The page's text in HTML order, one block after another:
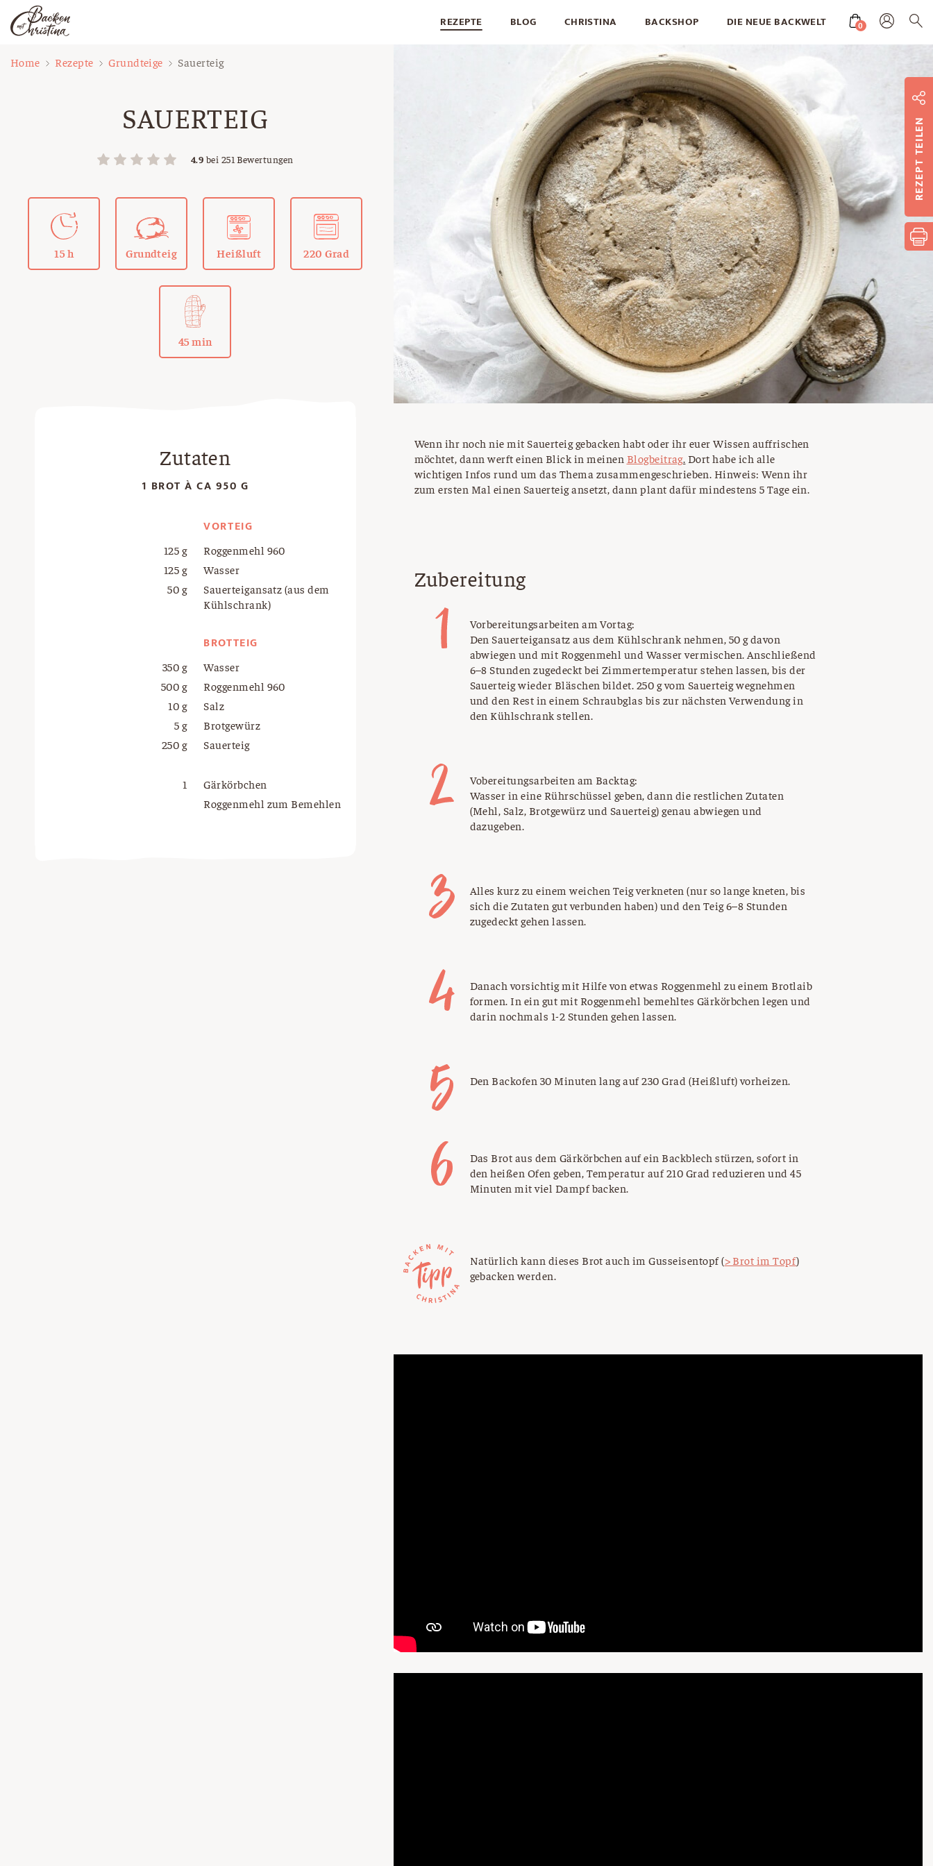
Inhalt
REZEPTE BLOG CHRISTINA BACKSHOP DIE NEUE BACKWELT 0
Home Rezepte Grundteige Sauerteig
SAUERTEIG
4.9 bei 251 Bewertungen
15 h Grundteig Heißluft 220 Grad
45 min
Zutaten
1 BROT À CA 950 G
VORTEIG
125 g
Roggenmehl 960
125 g
Wasser
50 g
Sauerteigansatz (aus dem
Kühlschrank)
BROTTEIG
350 g
Wasser
500 g
Roggenmehl 960
10 g
Salz
5 g
Brotgewürz
250 g
Sauerteig
1
Gärkörbchen
Roggenmehl zum Bemehlen
Wenn ihr noch nie mit Sauerteig gebacken habt oder ihr euer Wissen auffrischen
möchtet, dann werft einen Blick in meinen Blogbeitrag. Dort habe ich alle
wichtigen Infos rund um das Thema zusammengeschrieben. Hinweis: Wenn ihr
zum ersten Mal einen Sauerteig ansetzt, dann plant dafür mindestens 5 Tage ein.
Zubereitung
Vorbereitungsarbeiten am Vortag:
Den Sauerteigansatz aus dem Kühlschrank nehmen, 50 g davon
abwiegen und mit Roggenmehl und Wasser vermischen. Anschließend
6–8 Stunden zugedeckt bei Zimmertemperatur stehen lassen, bis der
Sauerteig wieder Bläschen bildet. 250 g vom Sauerteig wegnehmen
und den Rest in einem Schraubglas bis zur nächsten Verwendung in
den Kühlschrank stellen.
Vobereitungsarbeiten am Backtag:
Wasser in eine Rührschüssel geben, dann die restlichen Zutaten
(Mehl, Salz, Brotgewürz und Sauerteig) genau abwiegen und
dazugeben.
Alles kurz zu einem weichen Teig verkneten (nur so lange kneten, bis
sich die Zutaten gut verbunden haben) und den Teig 6–8 Stunden
zugedeckt gehen lassen.
Danach vorsichtig mit Hilfe von etwas Roggenmehl zu einem Brotlaib
formen. In ein gut mit Roggenmehl bemehltes Gärkörbchen legen und
darin nochmals 1-2 Stunden gehen lassen.
Den Backofen 30 Minuten lang auf 230 Grad (Heißluft) vorheizen.
Das Brot aus dem Gärkörbchen auf ein Backblech stürzen, sofort in
den heißen Ofen geben, Temperatur auf 210 Grad reduzieren und 45
Minuten mit viel Dampf backen.
Natürlich kann dieses Brot auch im Gusseisentopf (> Brot im Topf)
gebacken werden.
REZEPT TEILEN